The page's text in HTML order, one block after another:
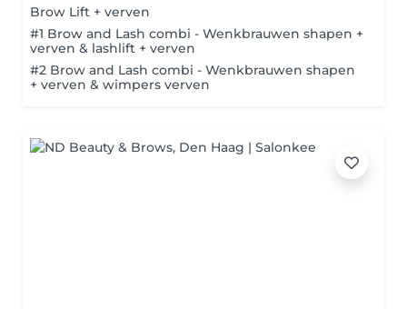
Brow Lift + verven
#1 Brow and Lash combi - Wenkbrauwen shapen +
verven & lashlift + verven
#2 Brow and Lash combi - Wenkbrauwen shapen
+ verven & wimpers verven